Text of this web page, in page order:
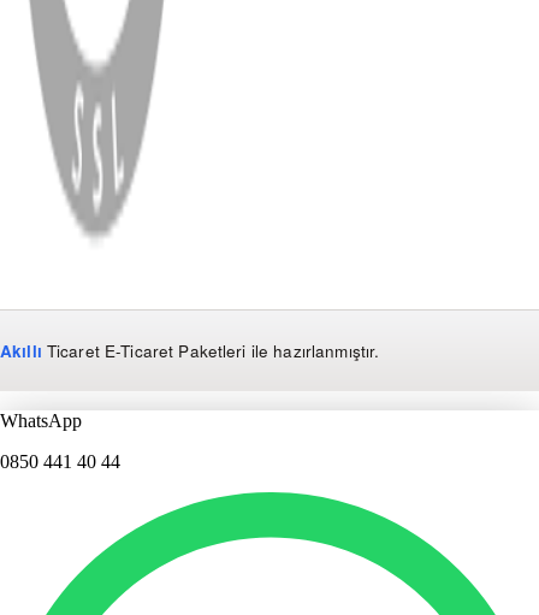
WhatsApp Facebook
Copyright
2026 Dükkan Hifi
Akıllı Ticaret E-Ticaret Paketleri ile hazırlanmıştır.
WhatsApp
0850 441 40 44